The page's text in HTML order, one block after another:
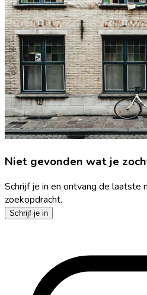
Niet gevonden wat je
Schrijf je in en ontvang de laatste
zoekopdracht.
Schrijf je in